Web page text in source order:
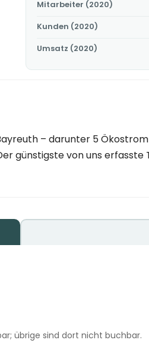
Mitarbeiter (2020)
Kunden (2020)
Umsatz (2020)
– darunter 5
günstigste von uns erfasste
übrige sind dort nicht buchbar.